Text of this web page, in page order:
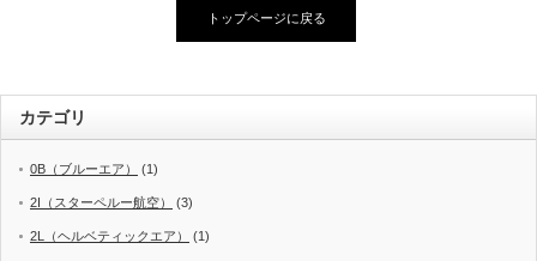
トップページに戻る
カテゴリ
0B（ブルーエア） (1)
2I（スターペルー航空） (3)
2L（ヘルベティックエア） (1)